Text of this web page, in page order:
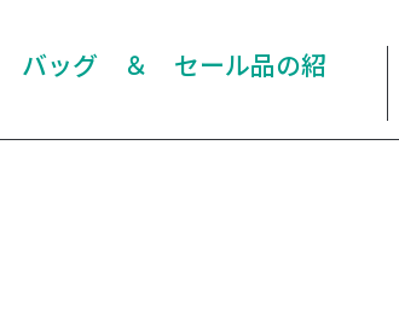
バッグ ＆ セール品の紹